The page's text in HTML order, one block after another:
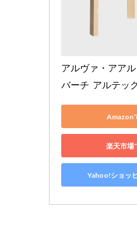
アルヴァ・アア
バーチ  アルテッ
Amazon
楽天市場
Yahoo!ショッ